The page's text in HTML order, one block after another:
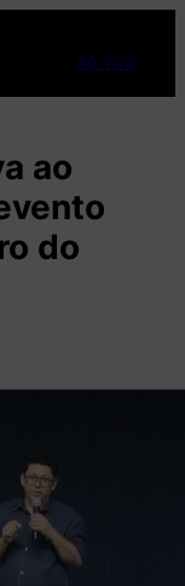
Ao Vivo
ao
do